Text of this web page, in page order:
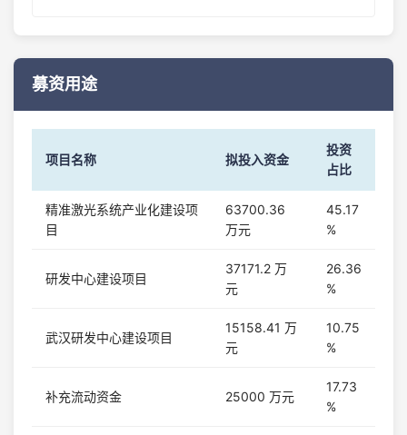
募资用途
项目名称 拟投入资金
投资
占比
精准激光系统产业化建设项
目
63700.36
万元
45.17
%
研发中心建设项目
37171.2 万
元
26.36
%
武汉研发中心建设项目
15158.41 万
元
10.75
%
补充流动资金 25000 万元
17.73
%